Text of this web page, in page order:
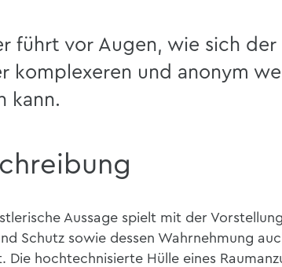
führt vor Augen, wie sich der
komplexeren und anonym
kann.
Aussage spielt mit der
Schutz sowie dessen Wahrnehmung
Die hochtechnisierte Hülle eines